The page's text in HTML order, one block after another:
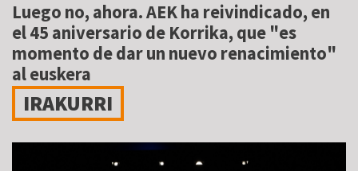
Luego no, ahora. AEK ha reivindicado, en
el 45 aniversario de Korrika, que "es
momento de dar un nuevo renacimiento"
al euskera
IRAKURRI